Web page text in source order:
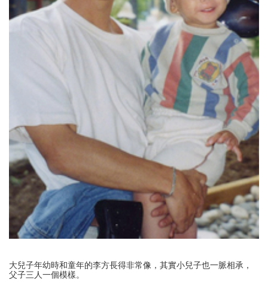
大兒子年幼時和童年的李方長得非常像，其實小兒子也一脈相承，
父子三人一個模樣。